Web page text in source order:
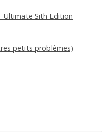
Ultimate Sith Edition
petits problèmes)